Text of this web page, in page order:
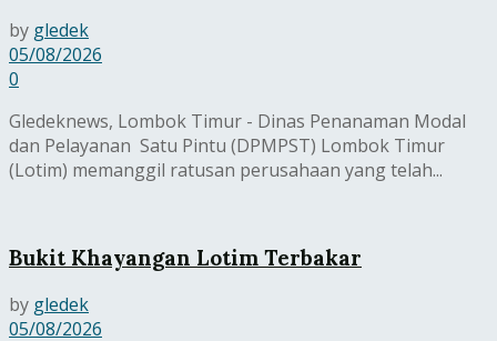
by gledek
05/08/2026
0
Gledeknews, Lombok Timur - Dinas Penanaman Modal
dan Pelayanan Satu Pintu (DPMPST) Lombok Timur
(Lotim) memanggil ratusan perusahaan yang telah...
Bukit Khayangan Lotim Terbakar
by gledek
05/08/2026